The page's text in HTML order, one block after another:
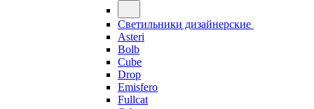
Светильники дизайнерские
Asteri
Bolb
Cube
Drop
Emisfero
Fullcat